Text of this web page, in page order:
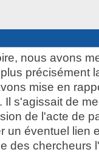
nous avons
précisément
mise en
s'agissait de
de l'acte de
un éventuel lien
des chercheurs